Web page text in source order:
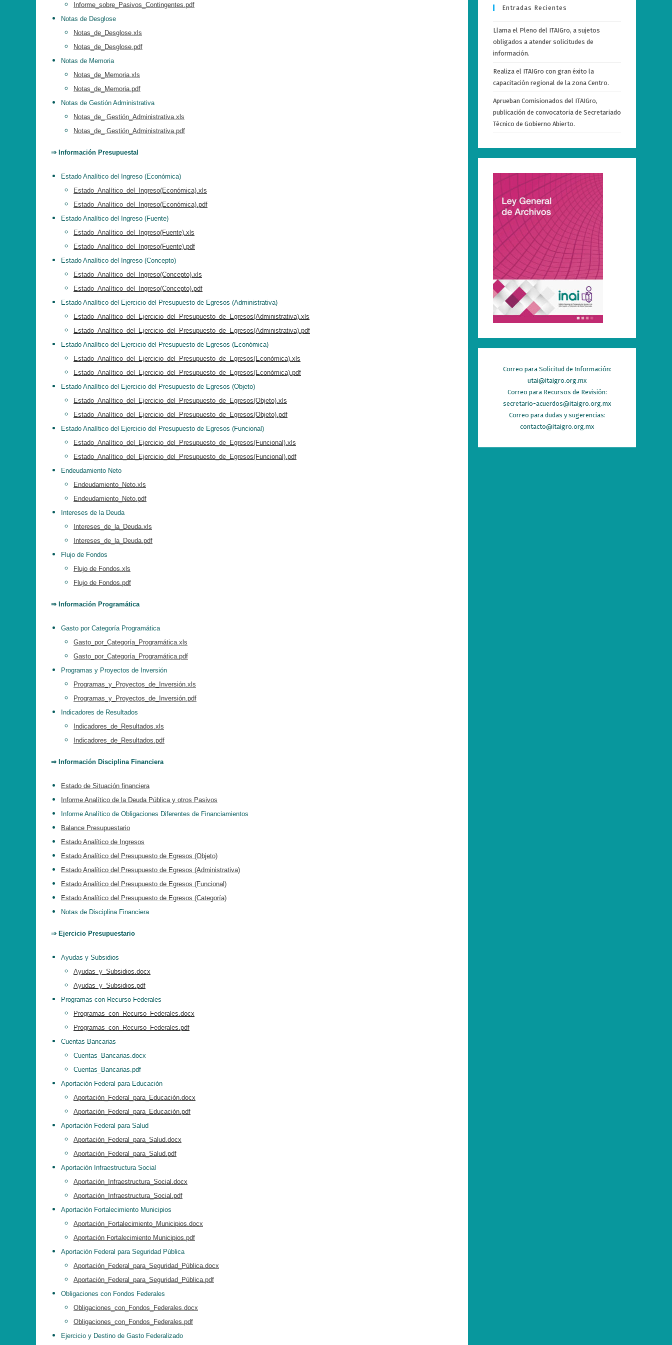
Informe_sobre_Pasivos_Contingentes.pdf
Notas de Desglose
Notas_de_Desglose.xls
Notas_de_Desglose.pdf
Notas de Memoria
Notas_de_Memoria.xls
Notas_de_Memoria.pdf
Notas de Gestión Administrativa
Notas_de_ Gestión_Administrativa.xls
Notas_de_ Gestión_Administrativa.pdf
⇒ Información Presupuestal
Estado Analítico del Ingreso (Económica)
Estado_Analítico_del_Ingreso(Económica).xls
Estado_Analítico_del_Ingreso(Económica).pdf
Estado Analítico del Ingreso (Fuente)
Estado_Analítico_del_Ingreso(Fuente).xls
Estado_Analítico_del_Ingreso(Fuente).pdf
Estado Analítico del Ingreso (Concepto)
Estado_Analítico_del_Ingreso(Concepto).xls
Estado_Analítico_del_Ingreso(Concepto).pdf
Estado Analítico del Ejercicio del Presupuesto de Egresos (Administrativa)
Estado_Analítico_del_Ejercicio_del_Presupuesto_de_Egresos(Administrativa).xls
Estado_Analítico_del_Ejercicio_del_Presupuesto_de_Egresos(Administrativa).pdf
Estado Analítico del Ejercicio del Presupuesto de Egresos (Económica)
Estado_Analítico_del_Ejercicio_del_Presupuesto_de_Egresos(Económica).xls
Estado_Analítico_del_Ejercicio_del_Presupuesto_de_Egresos(Económica).pdf
Estado Analítico del Ejercicio del Presupuesto de Egresos (Objeto)
Estado_Analítico_del_Ejercicio_del_Presupuesto_de_Egresos(Objeto).xls
Estado_Analítico_del_Ejercicio_del_Presupuesto_de_Egresos(Objeto).pdf
Estado Analítico del Ejercicio del Presupuesto de Egresos (Funcional)
Estado_Analítico_del_Ejercicio_del_Presupuesto_de_Egresos(Funcional).xls
Estado_Analítico_del_Ejercicio_del_Presupuesto_de_Egresos(Funcional).pdf
Endeudamiento Neto
Endeudamiento_Neto.xls
Endeudamiento_Neto.pdf
Intereses de la Deuda
Intereses_de_la_Deuda.xls
Intereses_de_la_Deuda.pdf
Flujo de Fondos
Flujo de Fondos.xls
Flujo de Fondos.pdf
⇒ Información Programática
Gasto por Categoría Programática
Gasto_por_Categoría_Programática.xls
Gasto_por_Categoría_Programática.pdf
Programas y Proyectos de Inversión
Programas_y_Proyectos_de_Inversión.xls
Programas_y_Proyectos_de_Inversión.pdf
Indicadores de Resultados
Indicadores_de_Resultados.xls
Indicadores_de_Resultados.pdf
⇒ Información Disciplina Financiera
Estado de Situación financiera
Informe Analítico de la Deuda Pública y otros Pasivos
Informe Analítico de Obligaciones Diferentes de Financiamientos
Balance Presupuestario
Estado Analítico de Ingresos
Estado Analítico del Presupuesto de Egresos (Objeto)
Estado Analítico del Presupuesto de Egresos (Administrativa)
Estado Analítico del Presupuesto de Egresos (Funcional)
Estado Analítico del Presupuesto de Egresos (Categoría)
Notas de Disciplina Financiera
⇒ Ejercicio Presupuestario
Ayudas y Subsidios
Ayudas_y_Subsidios.docx
Ayudas_y_Subsidios.pdf
Programas con Recurso Federales
Programas_con_Recurso_Federales.docx
Programas_con_Recurso_Federales.pdf
Cuentas Bancarias
Cuentas_Bancarias.docx
Cuentas_Bancarias.pdf
Aportación Federal para Educación
Aportación_Federal_para_Educación.docx
Aportación_Federal_para_Educación.pdf
Aportación Federal para Salud
Aportación_Federal_para_Salud.docx
Aportación_Federal_para_Salud.pdf
Aportación Infraestructura Social
Aportación_Infraestructura_Social.docx
Aportación_Infraestructura_Social.pdf
Aportación Fortalecimiento Municipios
Aportación_Fortalecimiento_Municipios.docx
Aportación Fortalecimiento Municipios.pdf
Aportación Federal para Seguridad Pública
Aportación_Federal_para_Seguridad_Pública.docx
Aportación_Federal_para_Seguridad_Pública.pdf
Obligaciones con Fondos Federales
Obligaciones_con_Fondos_Federales.docx
Obligaciones_con_Fondos_Federales.pdf
Ejercicio y Destino de Gasto Federalizado
Entradas Recientes
Llama el Pleno del ITAIGro, a sujetos
obligados a atender solicitudes de
información.
Realiza el ITAIGro con gran éxito la
capacitación regional de la zona Centro.
Aprueban Comisionados del ITAIGro,
publicación de convocatoria de Secretariado
Técnico de Gobierno Abierto.
Correo para Solicitud de Información:
utai@itaigro.org.mx
Correo para Recursos de Revisión:
secretario-acuerdos@itaigro.org.mx
Correo para dudas y sugerencias:
contacto@itaigro.org.mx